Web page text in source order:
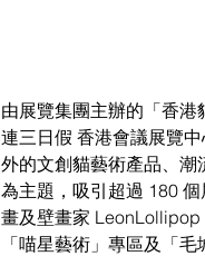
由展覽集團主辦的「香
連三日假 香港會議展覽
外的文創貓藝術產品、潮
為主題，吸引超過 180
畫及壁畫家 LeonLollipop
「喵星藝術」專區及「